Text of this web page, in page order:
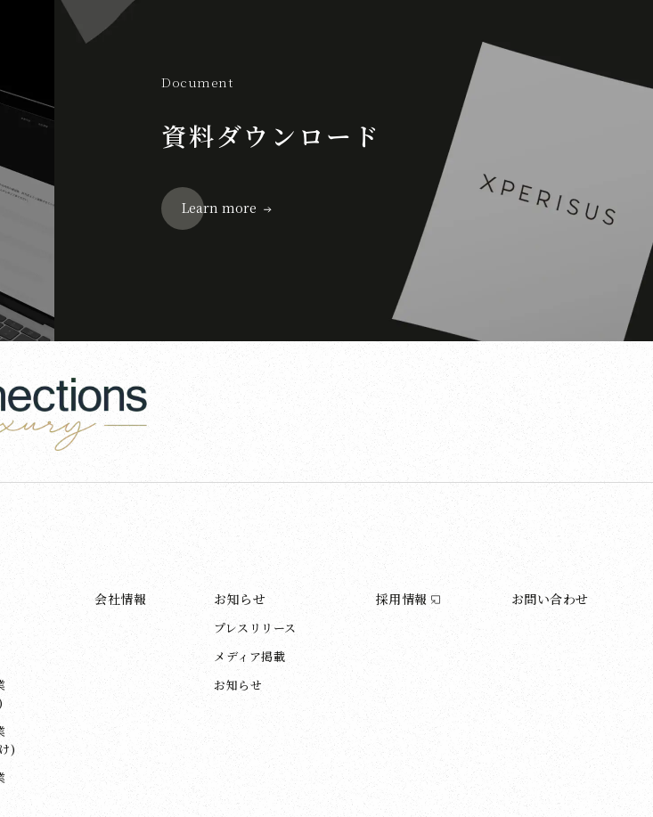
Document
資料ダウンロード
Learn more
)
会社情報 お知らせ
プレスリリース
メディア掲載
お知らせ
採用情報 お問い合わせ